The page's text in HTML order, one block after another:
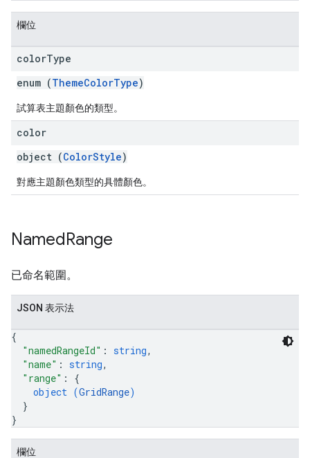
欄位
colorType
enum (ThemeColorType)
試算表主題顏色的類型。
color
object (ColorStyle)
對應主題顏色類型的具體顏色。
NamedRange
已命名範圍。
JSON 表示法
{
"namedRangeId" : string,
"name" : string,
"range" : {
object (GridRange)
}
}
欄位